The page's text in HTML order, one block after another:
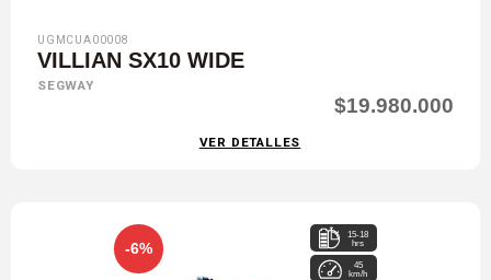
UGMCUA00008
VILLIAN SX10 WIDE
SEGWAY
$19.980.000
VER DETALLES
-6%
15-18
hrs
45
km/h